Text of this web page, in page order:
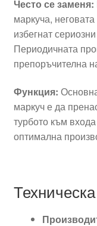
Често се заменя:
маркуча,
избегнат
Периодичната
препоръчителна
Функция:
маркуч е да
турбото към
оптимална